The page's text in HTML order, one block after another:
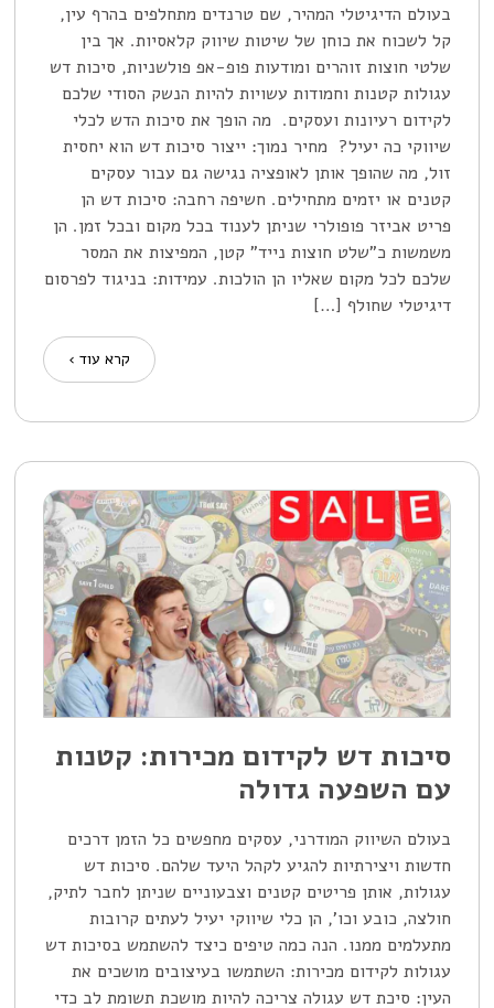
בעולם הדיגיטלי המהיר, שם טרנדים מתחלפים בהרף עין,
קל לשכוח את כוחן של שיטות שיווק קלאסיות. אך בין
שלטי חוצות זוהרים ומודעות פופ-אפ פולשניות, סיכות דש
עגולות קטנות וחמודות עשויות להיות הנשק הסודי שלכם
לקידום רעיונות ועסקים. מה הופך את סיכות הדש לכלי
שיווקי כה יעיל? מחיר נמוך: ייצור סיכות דש הוא יחסית
זול, מה שהופך אותן לאופציה נגישה גם עבור עסקים
קטנים או יזמים מתחילים. חשיפה רחבה: סיכות דש הן
פריט אביזר פופולרי שניתן לענוד בכל מקום ובכל זמן. הן
משמשות כ"שלט חוצות נייד" קטן, המפיצות את המסר
שלכם לכל מקום שאליו הן הולכות. עמידות: בניגוד לפרסום
דיגיטלי שחולף […]
קרא עוד ›
סיכות דש לקידום מכירות: קטנות
עם השפעה גדולה
בעולם השיווק המודרני, עסקים מחפשים כל הזמן דרכים
חדשות ויצירתיות להגיע לקהל היעד שלהם. סיכות דש
עגולות, אותן פריטים קטנים וצבעוניים שניתן לחבר לתיק,
חולצה, כובע וכו', הן כלי שיווקי יעיל לעתים קרובות
מתעלמים ממנו. הנה כמה טיפים כיצד להשתמש בסיכות דש
עגולות לקידום מכירות: השתמשו בעיצובים מושכים את
העין: סיכת דש עגולה צריכה להיות מושכת תשומת לב כדי